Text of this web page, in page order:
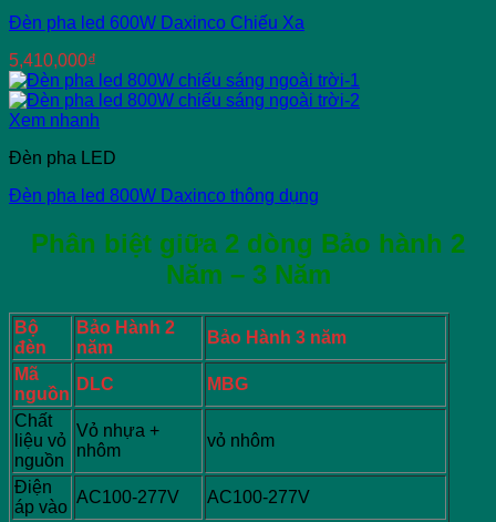
Đèn pha led 600W Daxinco Chiếu Xa
5,410,000₫
Xem nhanh
Đèn pha LED
Đèn pha led 800W Daxinco thông dụng
Phân biệt giữa 2 dòng Bảo hành 2
Năm – 3 Năm
Bộ
đèn
Bảo Hành 2
năm
Bảo Hành 3 năm
Mã
nguồn
DLC
MBG
Chất
liệu vỏ
nguồn
Vỏ nhựa +
nhôm
vỏ nhôm
Điện
áp vào
AC100-277V
AC100-277V